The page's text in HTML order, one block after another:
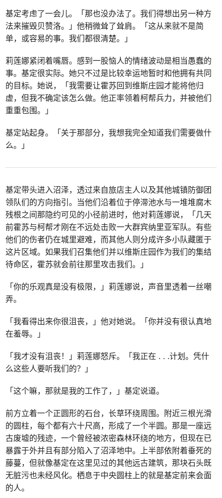
基定考虑了一会儿。「那也没办法了。我们得想出另一种方
法来摧毁贝赞洛。」他稍微耸了耸肩。「这从来就不是简
单，或容易的事。我们都很清楚。」
莉莲娜紧闭着嘴唇。感到一股恼人的情绪波动是相当愚蠢的
事。基定很实际。她只不过是比较幸运地暂时和他拥有共同
的目标。她说，「我需要让霍苏回到维斯庄园才能将他归
虚，但我不确定该怎么做。他正率领着柯帮兵力，并被他们
重重包围。」
基定站起身。「关于那部分，我想我完全知道我们需要做什
么。」
基定带头进入沼泽，透过来自旅店主人以及其他城镇防御团
领队们的方向指引。当他们沿着位于停滞池水与一堆堆腐木
残根之间那隐约可见的小径前进时，他对莉莲娜说，「几天
前霍苏与柯帮才刚在不远处击败一大群宾纳里亚军队。有些
他们的伤者仍在城里避难，而其他人则分成许多小队藏匿于
这片区域。如果我们召集他们并以维斯庄园作为我们的集结
待命区，霍苏就会前往那里攻击我们。」
「你的乐观真是没有极限，」莉莲娜说，声音里透着一丝嘲
弄。
「我看得出来你很沮丧，」他对她说。「你并没有很认真地
在羞辱。」
「我才没有沮丧！」莉莲娜怒斥。「我正在 . . .计划。凭什
么这些人要听我们的？」
「这个嘛，那就是我的工作了，」基定说道。
前方立着一个正圆形的石台，长草环绕周围。附近三根光滑
的圆柱，每个都有六十尺高，形成了一个半圆。那是一座远
古废墟的残迹，一个曾经被浓密森林环绕的地方，但现在已
暴露于外并且有部分陷入了沼泽地中。上半部依附着垂死的
藤蔓，但就像基定在这里见过的其他远古建筑，那块石头既
无脏污也未经风化。栖息于中央圆柱上的就是基定前来会面
的人。